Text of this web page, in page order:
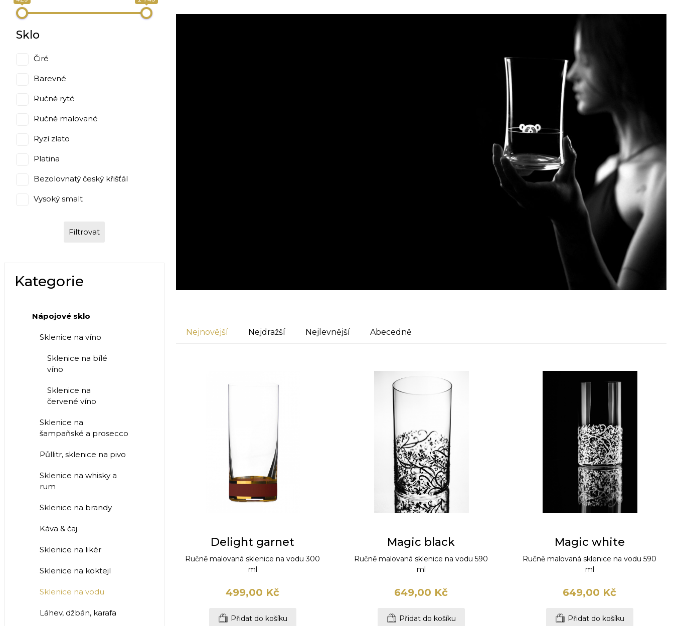
Nejnovější Nejdražší Nejlevnější Abecedně
Delight garnet
Ručně malovaná sklenice na vodu 300
ml
499,00 Kč
Přidat do košíku
Magic black
Ručně malovaná sklenice na vodu 590
ml
649,00 Kč
Přidat do košíku
Magic white
Ručně malovaná sklenice na vodu 590
ml
649,00 Kč
Přidat do košíku
Sklo
Čiré
Barevné
Ručně ryté
Ručně malované
Ryzí zlato
Platina
Bezolovnatý český křišťál
Vysoký smalt
Filtrovat
Kategorie
Nápojové sklo
Sklenice na víno
Sklenice na bílé
víno
Sklenice na
červené víno
Sklenice na
šampaňské a prosecco
Půllitr, sklenice na pivo
Sklenice na whisky a
rum
Sklenice na brandy
Káva & čaj
Sklenice na likér
Sklenice na koktejl
Sklenice na vodu
Láhev, džbán, karafa